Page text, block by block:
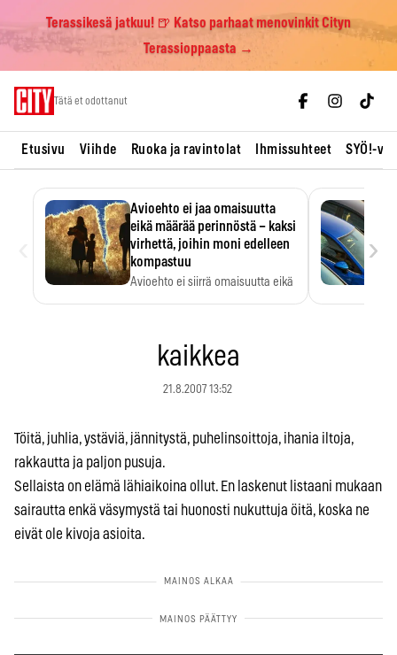
Terassikesä jatkuu! 🍺 Katso parhaat menovinkit Cityn
Terassioppaasta →
Tätä et odottanut
Etusivu Viihde Ruoka ja ravintolat Ihmissuhteet SYÖ!-
Avioehto ei jaa omaisuutta
eikä määrää perinnöstä – kaksi
virhettä, joihin moni edelleen
kompastuu
Avioehto ei siirrä omaisuutta eikä
›
kaikkea
21.8.2007 13:52
Töitä, juhlia, ystäviä, jännitystä, puhelinsoittoja, ihania iltoja,
rakkautta ja paljon pusuja.
Sellaista on elämä lähiaikoina ollut. En laskenut listaani mukaan
sairautta enkä väsymystä tai huonosti nukuttuja öitä, koska ne
eivät ole kivoja asioita.